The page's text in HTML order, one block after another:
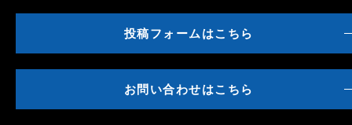
投稿フォームはこちら
お問い合わせはこちら